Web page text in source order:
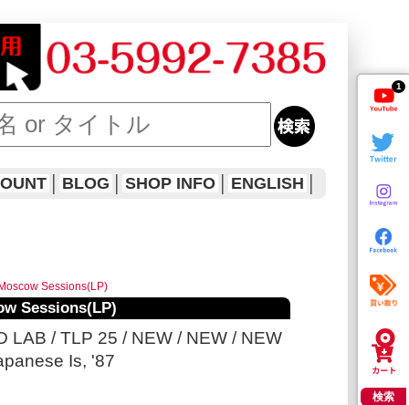
1
検索
BLOG SHOP INFO ENGLISH
Sessions(LP)
Sessions(LP)
LAB / TLP 25 / NEW / NEW / NEW
Is, '87